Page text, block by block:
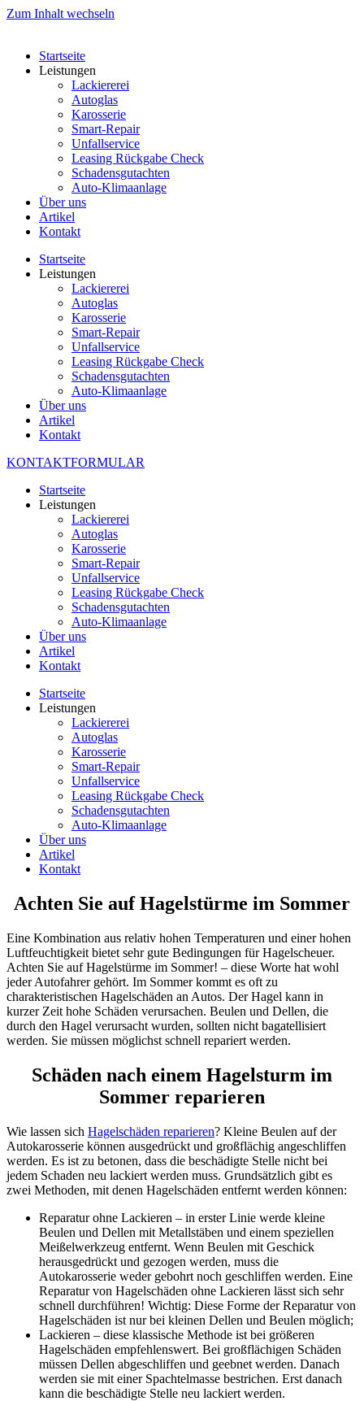
Zum Inhalt wechseln
Startseite
Leistungen
Lackiererei
Autoglas
Karosserie
Smart-Repair
Unfallservice
Leasing Rückgabe Check
Schadensgutachten
Auto-Klimaanlage
Über uns
Artikel
Kontakt
Startseite
Leistungen
Lackiererei
Autoglas
Karosserie
Smart-Repair
Unfallservice
Leasing Rückgabe Check
Schadensgutachten
Auto-Klimaanlage
Über uns
Artikel
Kontakt
KONTAKTFORMULAR
Startseite
Leistungen
Lackiererei
Autoglas
Karosserie
Smart-Repair
Unfallservice
Leasing Rückgabe Check
Schadensgutachten
Auto-Klimaanlage
Über uns
Artikel
Kontakt
Startseite
Leistungen
Lackiererei
Autoglas
Karosserie
Smart-Repair
Unfallservice
Leasing Rückgabe Check
Schadensgutachten
Auto-Klimaanlage
Über uns
Artikel
Kontakt
Achten Sie auf Hagelstürme im Sommer
Eine Kombination aus relativ hohen Temperaturen und einer hohen
Luftfeuchtigkeit bietet sehr gute Bedingungen für Hagelscheuer.
Achten Sie auf Hagelstürme im Sommer! – diese Worte hat wohl
jeder Autofahrer gehört. Im Sommer kommt es oft zu
charakteristischen Hagelschäden an Autos. Der Hagel kann in
kurzer Zeit hohe Schäden verursachen. Beulen und Dellen, die
durch den Hagel verursacht wurden, sollten nicht bagatellisiert
werden. Sie müssen möglichst schnell repariert werden.
Schäden nach einem Hagelsturm im
Sommer reparieren
Wie lassen sich Hagelschäden reparieren? Kleine Beulen auf der
Autokarosserie können ausgedrückt und großflächig angeschliffen
werden. Es ist zu betonen, dass die beschädigte Stelle nicht bei
jedem Schaden neu lackiert werden muss. Grundsätzlich gibt es
zwei Methoden, mit denen Hagelschäden entfernt werden können:
Reparatur ohne Lackieren – in erster Linie werde kleine
Beulen und Dellen mit Metallstäben und einem speziellen
Meißelwerkzeug entfernt. Wenn Beulen mit Geschick
herausgedrückt und gezogen werden, muss die
Autokarosserie weder gebohrt noch geschliffen werden. Eine
Reparatur von Hagelschäden ohne Lackieren lässt sich sehr
schnell durchführen! Wichtig: Diese Forme der Reparatur von
Hagelschäden ist nur bei kleinen Dellen und Beulen möglich;
Lackieren – diese klassische Methode ist bei größeren
Hagelschäden empfehlenswert. Bei großflächigen Schäden
müssen Dellen abgeschliffen und geebnet werden. Danach
werden sie mit einer Spachtelmasse bestrichen. Erst danach
kann die beschädigte Stelle neu lackiert werden.